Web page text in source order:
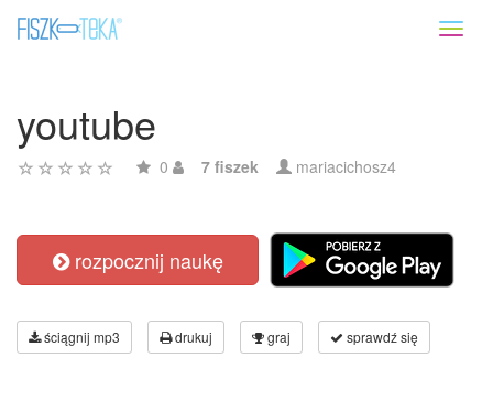
youtube
0 7 fiszek mariacichosz4
rozpocznij naukę
ściągnij mp3 drukuj graj sprawdź się